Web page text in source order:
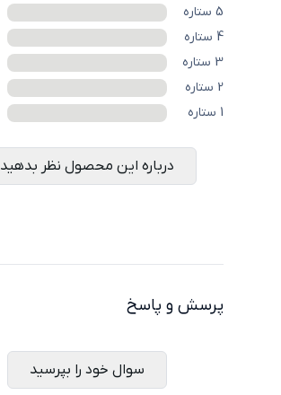
5 ستاره
4 ستاره
3 ستاره
2 ستاره
1 ستاره
درباره این محصول نظر بدهید
پرسش و پاسخ
سوال خود را بپرسید